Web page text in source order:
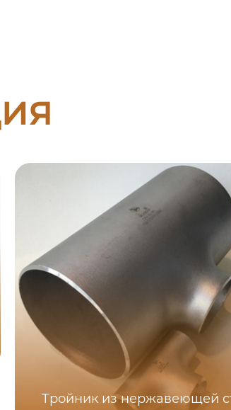
Тройник из нержавеющей